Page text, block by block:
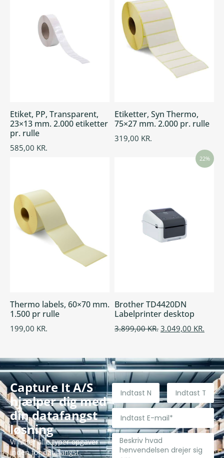
Etiket, PP, Transparent,
23×13 mm. 2.000 etiketter
pr. rulle
585,00 KR.
Etiketter, Syn Thermo,
75×27 mm. 2.000 pr. rulle
319,00 KR.
Thermo labels, 60×70 mm.
1.500 pr rulle
199,00 KR.
22%
Brother TD4420DN
Labelprinter desktop
3.899,00KR. 3.049,00 KR.
Capture It A/S
hjælper dig med
din datafangst
løsning
Vi løfter alle typer opgaver
inden for datafangst.